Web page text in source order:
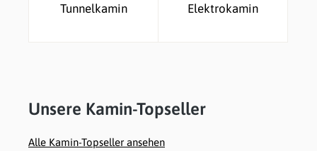
Tunnelkamin Elektrokamin
Unsere Kamin-Topseller
Alle Kamin-Topseller ansehen